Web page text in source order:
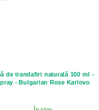
de trandafiri naturală 100 ml -
- Bulgarian Rose Karlovo